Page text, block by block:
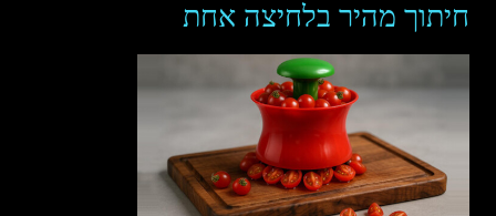
חיתוך מהיר בלחיצה אחת